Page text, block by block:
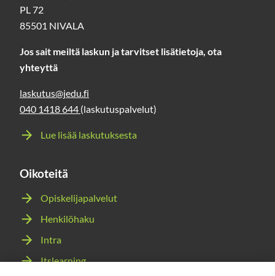
PL 72
85501 NIVALA
Jos sait meiltä laskun ja tarvitset lisätietoja, ota
yhteyttä
laskutus@jedu.fi
040 1418 644 (laskutuspalvelut)
Lue lisää laskutuksesta
Oikoteitä
Opiskelijapalvelut
Henkilöhaku
Intra
Itslearning